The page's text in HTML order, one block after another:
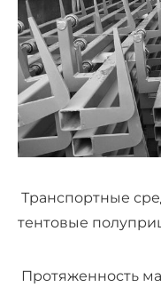
Транспортные
тентовые
Протяженность